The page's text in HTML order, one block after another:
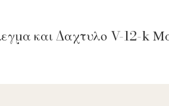
και Δαχτυλο V-12-k